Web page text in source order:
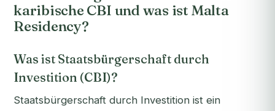
karibische CBI und was ist Malta
Residency?
Was ist Staatsbürgerschaft durch
Investition (CBI)?
Staatsbürgerschaft durch Investition ist ein